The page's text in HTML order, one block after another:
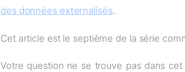
des données externalisés.
Cet article est le septième de la série
Votre question ne se trouve pas dans